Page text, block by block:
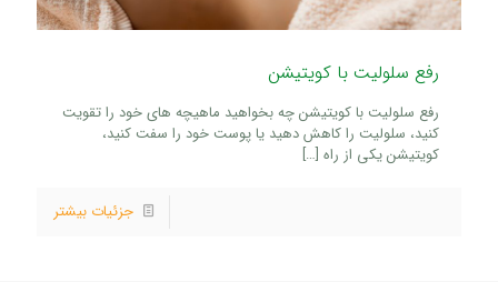
رفع سلولیت با کویتیشن
رفع سلولیت با کویتیشن چه بخواهید ماهیچه های خود را تقویت
کنید، سلولیت را کاهش دهید یا پوست خود را سفت کنید،
کویتیشن یکی از راه […]
جزئیات بیشتر